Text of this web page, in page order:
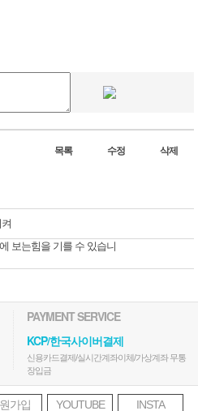
목록 수정 삭제
보는힘을 기를 수 있습니
PAYMENT SERVICE
KCP/한국사이버결제
신용카드결제/실시간계좌이체/가상계좌 무통
장입금
가입 YOUTUBE INSTA